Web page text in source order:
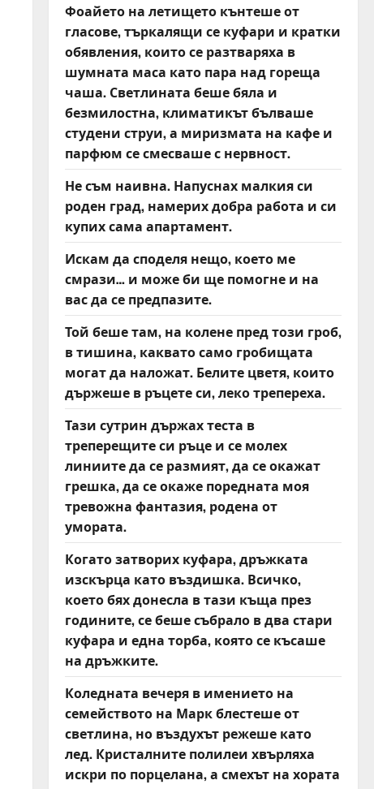
Фоайето на летището кънтеше от
гласове, търкалящи се куфари и кратки
обявления, които се разтваряха в
шумната маса като пара над гореща
чаша. Светлината беше бяла и
безмилостна, климатикът бълваше
студени струи, а миризмата на кафе и
парфюм се смесваше с нервност.
Не съм наивна. Напуснах малкия си
роден град, намерих добра работа и си
купих сама апартамент.
Искам да споделя нещо, което ме
смрази… и може би ще помогне и на
вас да се предпазите.
Той беше там, на колене пред този гроб,
в тишина, каквато само гробищата
могат да наложат. Белите цветя, които
държеше в ръцете си, леко трепереха.
Тази сутрин държах теста в
треперещите си ръце и се молех
линиите да се размият, да се окажат
грешка, да се окаже поредната моя
тревожна фантазия, родена от
умората.
Когато затворих куфара, дръжката
изскърца като въздишка. Всичко,
което бях донесла в тази къща през
годините, се беше събрало в два стари
куфара и една торба, която се късаше
на дръжките.
Коледната вечеря в имението на
семейството на Марк блестеше от
светлина, но въздухът режеше като
лед. Кристалните полилеи хвърляха
искри по порцелана, а смехът на хората